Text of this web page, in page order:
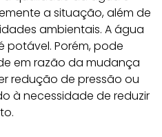
a situação, além de
ambientais. A água
Porém, pode
em razão da mudança
redução de pressão ou
à necessidade de reduzir